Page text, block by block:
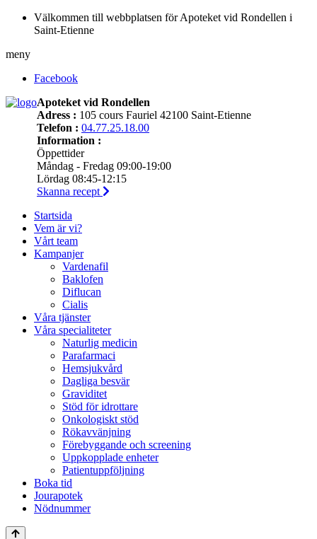
Välkommen till webbplatsen för Apoteket vid Rondellen i
Saint-Etienne
meny
Facebook
Apoteket vid Rondellen
Adress : 105 cours Fauriel 42100 Saint-Etienne
Telefon : 04.77.25.18.00
Information :
Öppettider
Måndag - Fredag 09:00-19:00
Lördag 08:45-12:15
Skanna recept
Startsida
Vem är vi?
Vårt team
Kampanjer
Vardenafil
Baklofen
Diflucan
Cialis
Våra tjänster
Våra specialiteter
Naturlig medicin
Parafarmaci
Hemsjukvård
Dagliga besvär
Graviditet
Stöd för idrottare
Onkologiskt stöd
Rökavvänjning
Förebyggande och screening
Uppkopplade enheter
Patientuppföljning
Boka tid
Jourapotek
Nödnummer